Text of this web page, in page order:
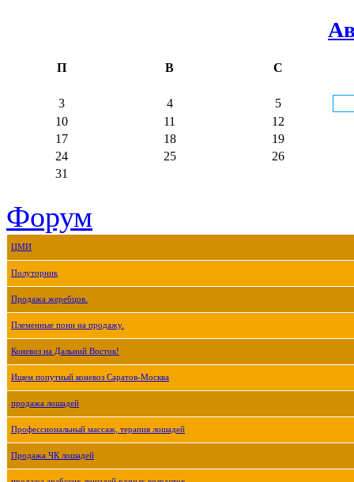
П В С
3 4
5
10
11
12
17
18
19
24
25
26
31
Форум
ЦМИ
Полуторник
Продажа жеребцов.
Племенные пони на продажу.
Коневоз на Дальний Восток!
Ищем попутный коневоз Саратов-Москва
продажа лошадей
Профессиональный массаж, терапия лошадей
Продажа ЧК лошадей